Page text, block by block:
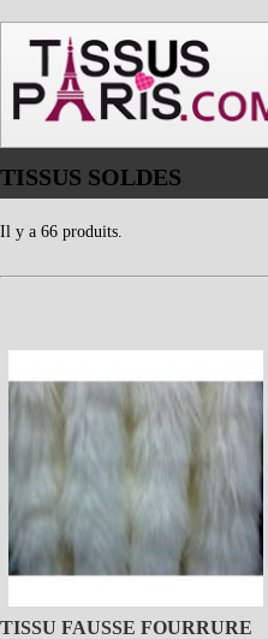
TISSUS SOLDES
Il y a 66 produits.
TISSU FAUSSE FOURRURE